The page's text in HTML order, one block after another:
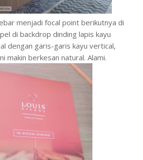
menjadi focal point berikutnya di
di backdrop dinding lapis kayu
dengan garis-garis kayu vertical,
makin berkesan natural. Alami.